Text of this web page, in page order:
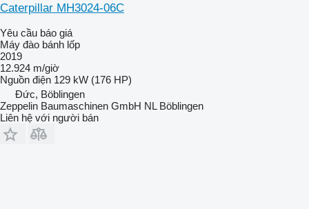
Caterpillar MH3024-06C
Yêu cầu báo giá
Máy đào bánh lốp
2019
12.924 m/giờ
Nguồn điện 129 kW (176 HP)
Đức, Böblingen
Zeppelin Baumaschinen GmbH NL Böblingen
Liên hệ với người bán